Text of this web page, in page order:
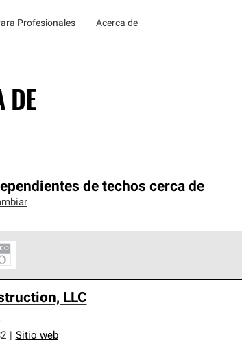
Profesionales Acerca de
DE
de techos cerca de
estrictos de profesionalismo, confiabilidad y
de sistemas de techos.
LLC
Sitio web